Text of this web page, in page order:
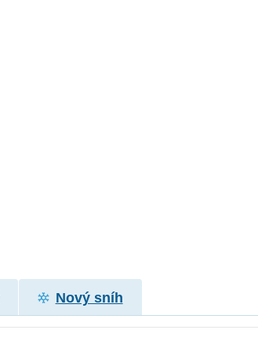
Nový sníh